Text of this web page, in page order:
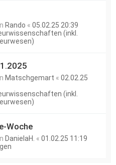
Rando « 05.02.25 20:39
(inkl.
Matschgemart « 02.02.25
(inkl.
Woche
DanielaH. « 01.02.25 11:19